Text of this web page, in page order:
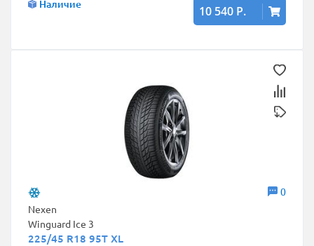
Наличие 10 540 Р.
0
Nexen
Winguard Ice 3
225/45 R18 95T XL